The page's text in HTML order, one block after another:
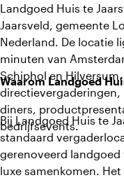
Landgoed Huis te
Jaarsveld, gemeente
Nederland. De locatie
minuten van
Schiphol en
directievergaderingen,
diners,
bedrijfsevents.
Waarom Landgoed
Bij Landgoed Huis te
standaard
gerenoveerd
luxe samenkomen.